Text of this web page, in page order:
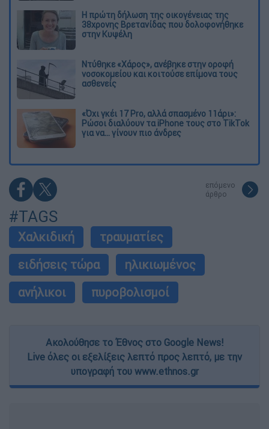
Η πρώτη δήλωση της οικογένειας της
38χρονης Βρετανίδας που δολοφονήθηκε
στην Κυψέλη
Ντύθηκε «Χάρος», ανέβηκε στην οροφή
νοσοκομείου και κοιτούσε επίμονα τους
ασθενείς
«Όχι γκέι 17 Pro, αλλά σπασμένο 11άρι»:
Ρώσοι διαλύουν τα iPhone τους στο TikTok
για να... γίνουν πιο άνδρες
επόμενο
άρθρο
#TAGS
Χαλκιδική
τραυματίες
ειδήσεις τώρα
ηλικιωμένος
ανήλικοι
πυροβολισμοί
Ακολούθησε το Έθνος στο Google News!
Live όλες οι εξελίξεις λεπτό προς λεπτό, με την
υπογραφή του www.ethnos.gr